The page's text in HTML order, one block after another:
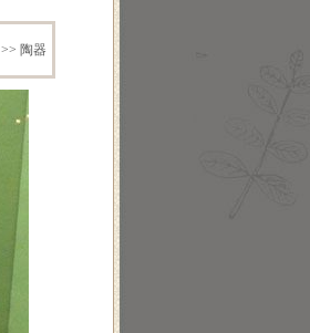
>> 陶器